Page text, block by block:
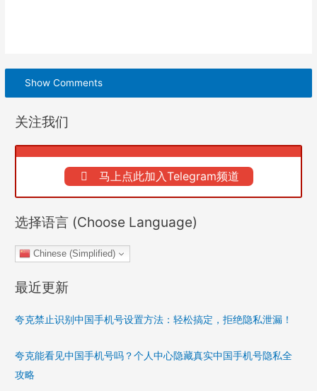
Show Comments
关注我们
马上点此加入Telegram频道
选择语言 (Choose Language)
Chinese (Simplified)
最近更新
夸克禁止识别中国手机号设置方法：轻松搞定，拒绝隐私泄漏！
夸克能看见中国手机号吗？个人中心隐藏真实中国手机号隐私全
攻略